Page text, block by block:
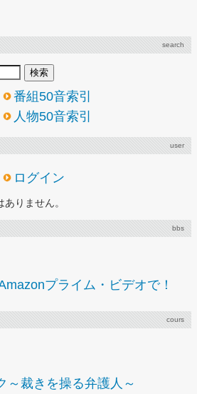
search
番組50音索引
人物50音索引
user
ログイン
りません。
bbs
プライム・ビデオで！
cours
～裁きを操る弁護人～